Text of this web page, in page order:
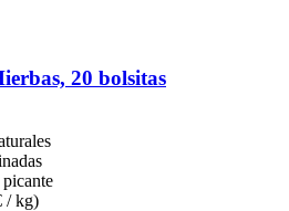
20 bolsitas
/ kg)